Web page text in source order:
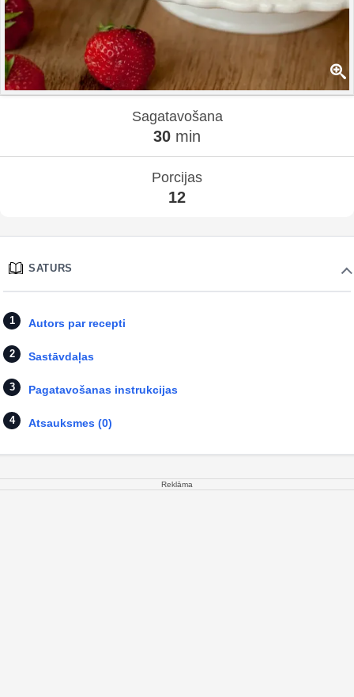
Sagatavošana
30 min
Porcijas
12
SATURS
Autors par recepti
Sastāvdaļas
Pagatavošanas instrukcijas
Atsauksmes (0)
Reklāma